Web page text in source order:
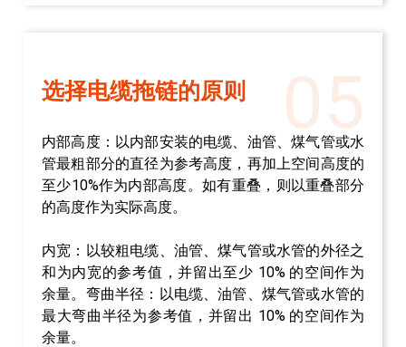
05
选择电缆拖链的原则
内部高度：以内部安装的电缆、油管、煤气管或水
管最粗部分的直径为参考高度，再加上空间高度的
至少10%作为内部高度。如有重叠，则以重叠部分
的高度作为实际高度。
内宽：以较粗电缆、油管、煤气管或水管的外径之
和为内宽的参考值，并留出至少 10% 的空间作为
余量。弯曲半径：以电缆、油管、煤气管或水管的
最大弯曲半径为参考值，并留出 10% 的空间作为
余量。